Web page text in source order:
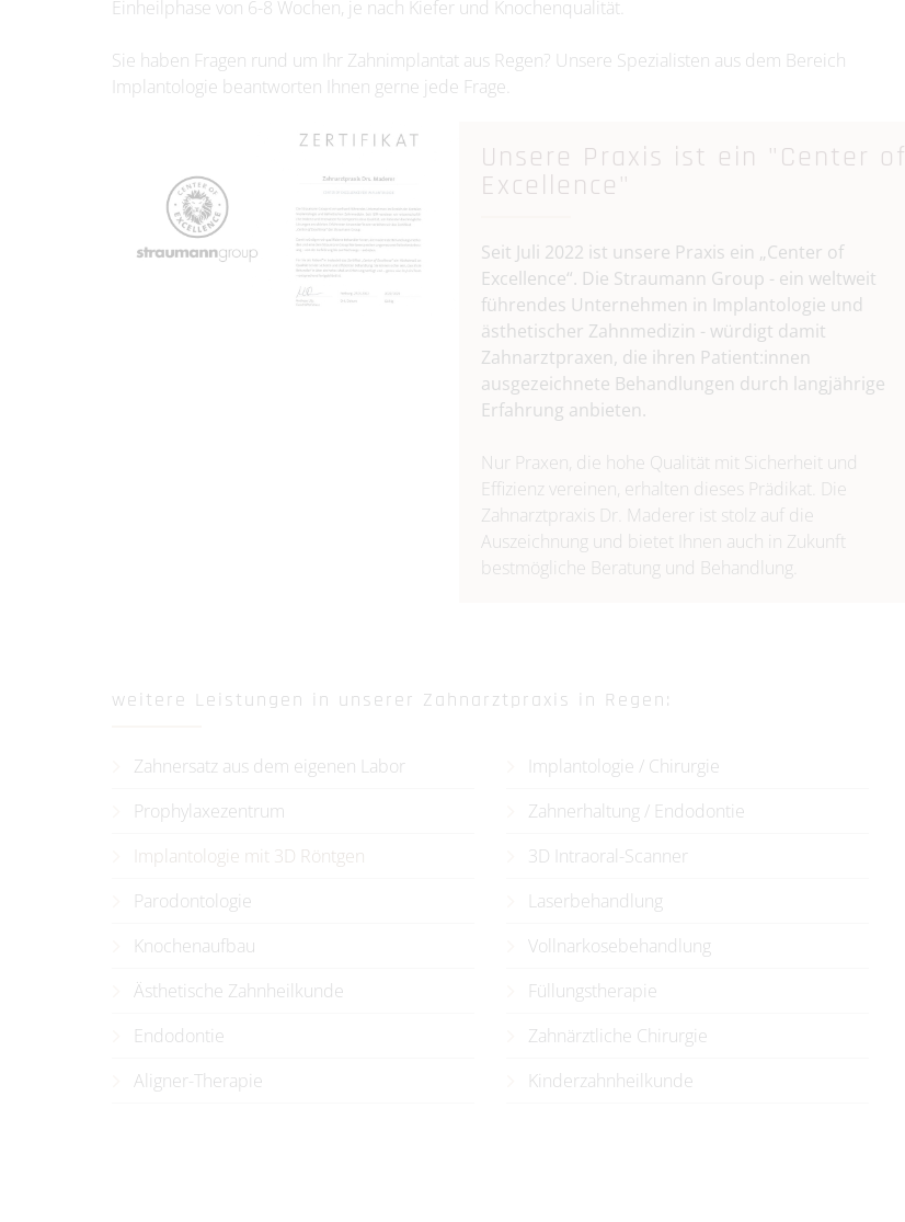
Einheilphase von 6-8 Wochen, je nach Kiefer und Knochenqualität.
Sie haben Fragen rund um Ihr Zahnimplantat aus Regen? Unsere Spezialisten aus dem Bereich
Implantologie beantworten Ihnen gerne jede Frage.
Unsere Praxis ist ein "Center of
Excellence"
Seit Juli 2022 ist unsere Praxis ein „Center of
Excellence“. Die Straumann Group - ein weltweit
führendes Unternehmen in Implantologie und
ästhetischer Zahnmedizin - würdigt damit
Zahnarztpraxen, die ihren Patient:innen
ausgezeichnete Behandlungen durch langjährige
Erfahrung anbieten.
Nur Praxen, die hohe Qualität mit Sicherheit und
Effizienz vereinen, erhalten dieses Prädikat. Die
Zahnarztpraxis Dr. Maderer ist stolz auf die
Auszeichnung und bietet Ihnen auch in Zukunft
bestmögliche Beratung und Behandlung.
weitere Leistungen in unserer Zahnarztpraxis in Regen:
Zahnersatz aus dem eigenen Labor
Implantologie / Chirurgie
Prophylaxezentrum
Zahnerhaltung / Endodontie
Implantologie mit 3D Röntgen
3D Intraoral-Scanner
Parodontologie
Laserbehandlung
Knochenaufbau
Vollnarkosebehandlung
Ästhetische Zahnheilkunde
Füllungstherapie
Endodontie
Zahnärztliche Chirurgie
Aligner-Therapie
Kinderzahnheilkunde